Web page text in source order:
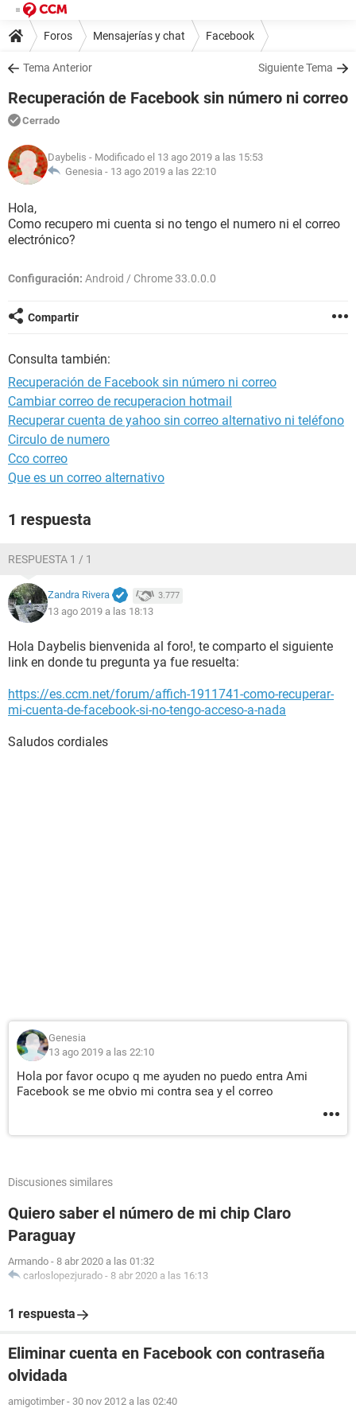
Foros Mensajerías y chat Facebook
Tema Anterior Siguiente Tema
Recuperación de Facebook sin número ni correo
Cerrado
Daybelis - Modificado el 13 ago 2019 a las 15:53
Genesia - 13 ago 2019 a las 22:10
Hola,
Como recupero mi cuenta si no tengo el numero ni el correo
electrónico?
Configuración: Android / Chrome 33.0.0.0
Compartir
Consulta también:
Recuperación de Facebook sin número ni correo
Cambiar correo de recuperacion hotmail
Recuperar cuenta de yahoo sin correo alternativo ni teléfono
Circulo de numero
Cco correo
Que es un correo alternativo
1 respuesta
RESPUESTA 1 / 1
Zandra Rivera 3.777
13 ago 2019 a las 18:13
Hola Daybelis bienvenida al foro!, te comparto el siguiente
link en donde tu pregunta ya fue resuelta:
https://es.ccm.net/forum/affich-1911741-como-recuperar-
mi-cuenta-de-facebook-si-no-tengo-acceso-a-nada
Saludos cordiales
Genesia
13 ago 2019 a las 22:10
Hola por favor ocupo q me ayuden no puedo entra Ami
Facebook se me obvio mi contra sea y el correo
Discusiones similares
Quiero saber el número de mi chip Claro
Paraguay
Armando - 8 abr 2020 a las 01:32
carloslopezjurado - 8 abr 2020 a las 16:13
1 respuesta
Eliminar cuenta en Facebook con contraseña
olvidada
amigotimber - 30 nov 2012 a las 02:40